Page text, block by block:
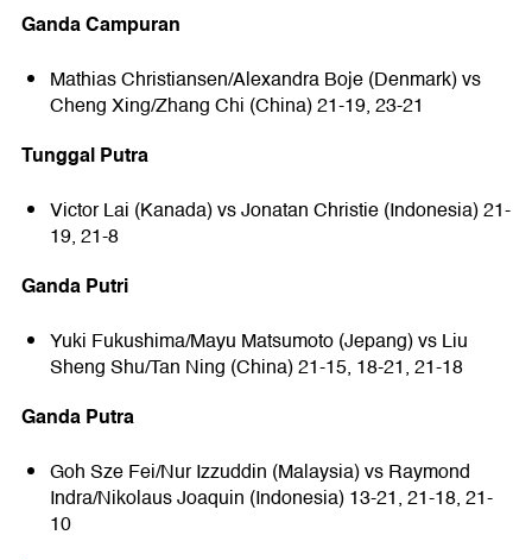
Ganda Campuran
Mathias Christiansen/Alexandra Boje (Denmark) vs
Cheng Xing/Zhang Chi (China) 21-19, 23-21
Tunggal Putra
Victor Lai (Kanada) vs Jonatan Christie (Indonesia) 21-
19, 21-8
Ganda Putri
Yuki Fukushima/Mayu Matsumoto (Jepang) vs Liu
Sheng Shu/Tan Ning (China) 21-15, 18-21, 21-18
Ganda Putra
Goh Sze Fei/Nur Izzuddin (Malaysia) vs Raymond
Indra/Nikolaus Joaquin (Indonesia) 13-21, 21-18, 21-
10